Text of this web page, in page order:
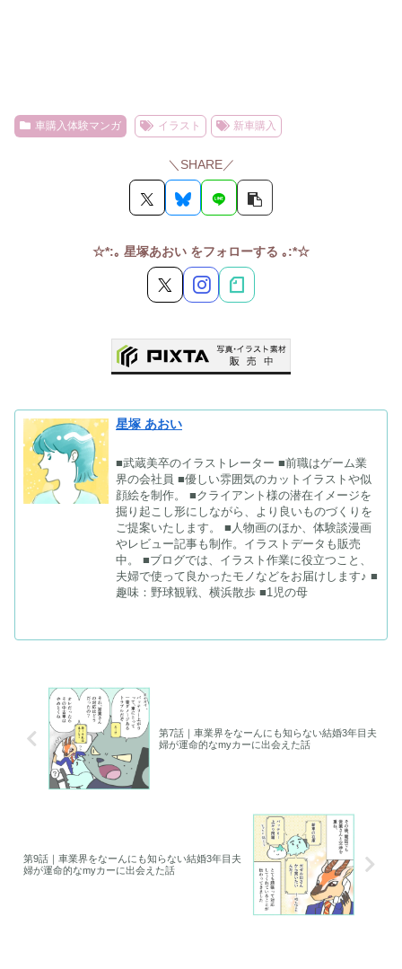
車購入体験マンガ イラスト 新車購入
＼SHARE／
☆*:｡ 星塚あおい をフォローする ｡:*☆
星塚 あおい
■武蔵美卒のイラストレーター ■前職はゲーム業
界の会社員 ■優しい雰囲気のカットイラストや似
顔絵を制作。 ■クライアント様の潜在イメージを
掘り起こし形にしながら、より良いものづくりを
ご提案いたします。 ■人物画のほか、体験談漫画
やレビュー記事も制作。イラストデータも販売
中。 ■ブログでは、イラスト作業に役立つこと、
夫婦で使って良かったモノなどをお届けします♪ ■
趣味：野球観戦、横浜散歩 ■1児の母
第7話｜車業界をなーんにも知らない結婚3年目夫
婦が運命的なmyカーに出会えた話
第9話｜車業界をなーんにも知らない結婚3年目夫
婦が運命的なmyカーに出会えた話